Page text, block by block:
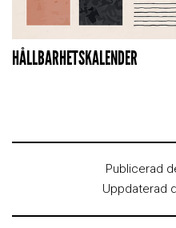
HÅLLBARHETSKALENDER
Publicerad
Uppdaterad